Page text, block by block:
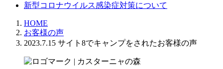
新型コロナウイルス感染症対策について
HOME
お客様の声
2023.7.15 サイト8でキャンプをされたお客様の声